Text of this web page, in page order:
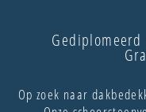
Gediplomeerd
Op zoek naar